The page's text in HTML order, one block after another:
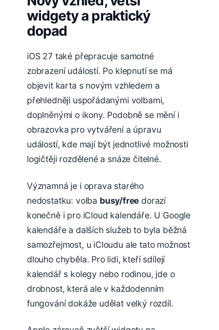
widgety a praktický
dopad
iOS 27 také přepracuje samotné
zobrazení událostí. Po klepnutí se má
objevit karta s novým vzhledem a
přehledněji uspořádanými volbami,
doplněnými o ikony. Podobně se mění i
obrazovka pro vytváření a úpravu
událostí, kde mají být jednotlivé možnosti
logičtěji rozdělené a snáze čitelné.
Významná je i oprava starého
nedostatku: volba busy/free dorazí
konečně i pro iCloud kalendáře. U Google
kalendáře a dalších služeb to byla běžná
samozřejmost, u iCloudu ale tato možnost
dlouho chyběla. Pro lidi, kteří sdílejí
kalendář s kolegy nebo rodinou, jde o
drobnost, která ale v každodenním
fungování dokáže udělat velký rozdíl.